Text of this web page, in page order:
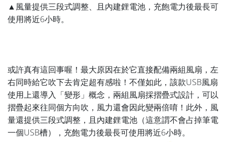
▲風量提供三段式調整、且內建鋰電池，充飽電力後最長可
使用將近6小時。
或許真有這回事喔！最大原因在於它直接配備兩組風扇，左
右同時給它吹下去肯定超有感啦！不僅如此，該款USB風扇
使用上還導入「變形」概念，兩組風扇採摺疊式設計，可以
摺疊起來往同個方向吹，風力還會因此變兩倍唷！此外，風
量還提供三段式調整，且內建鋰電池（這意謂不會占掉筆電
一個USB槽），充飽電力後最長可使用將近6小時。